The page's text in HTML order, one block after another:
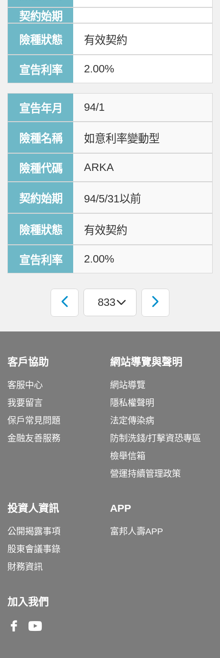
有效契約
2.00%
94/1
如意利率變動型
ARKA
94/5/31以前
有效契約
2.00%
客戶協助
客服中心
我要留言
保戶常見問題
金融友善服務
網站導覽與聲明
網站導覽
隱私權聲明
法定傳染病
防制洗錢/打擊資恐專區
檢舉信箱
營運持續管理政策
投資人資訊
公開揭露事項
股東會議事錄
財務資訊
APP
富邦人壽APP
加入我們